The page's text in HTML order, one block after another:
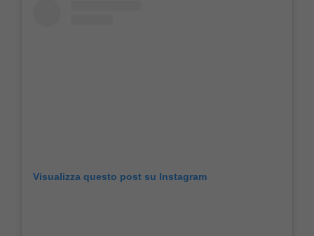
Visualizza questo post su Instagram